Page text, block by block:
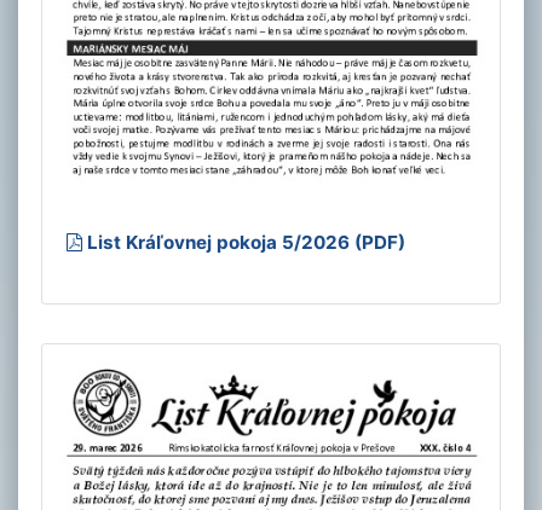
List Kráľovnej pokoja 5/2026 (PDF)